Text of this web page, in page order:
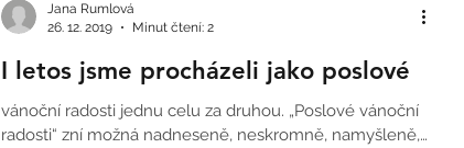
Jana Rumlová
26. 12. 2019
Minut čtení: 2
I letos jsme procházeli jako poslové
vánoční radosti jednu celu za druhou. „Poslové vánoční
radosti“ zní možná nadneseně, neskromně, namyšleně,